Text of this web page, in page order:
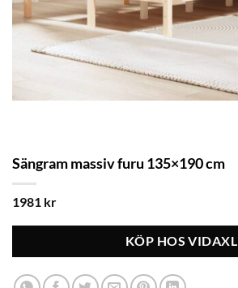
Sängram massiv furu 135×190 cm
1981 kr
KÖP HOS VIDAXL